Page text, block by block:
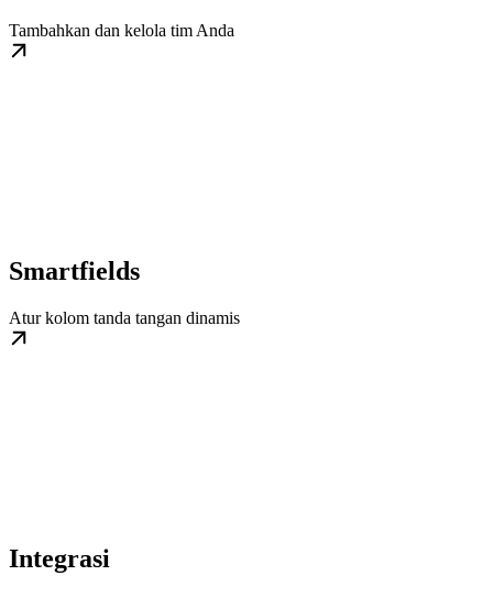
Tambahkan dan kelola tim Anda
Smartfields
Atur kolom tanda tangan dinamis
Integrasi